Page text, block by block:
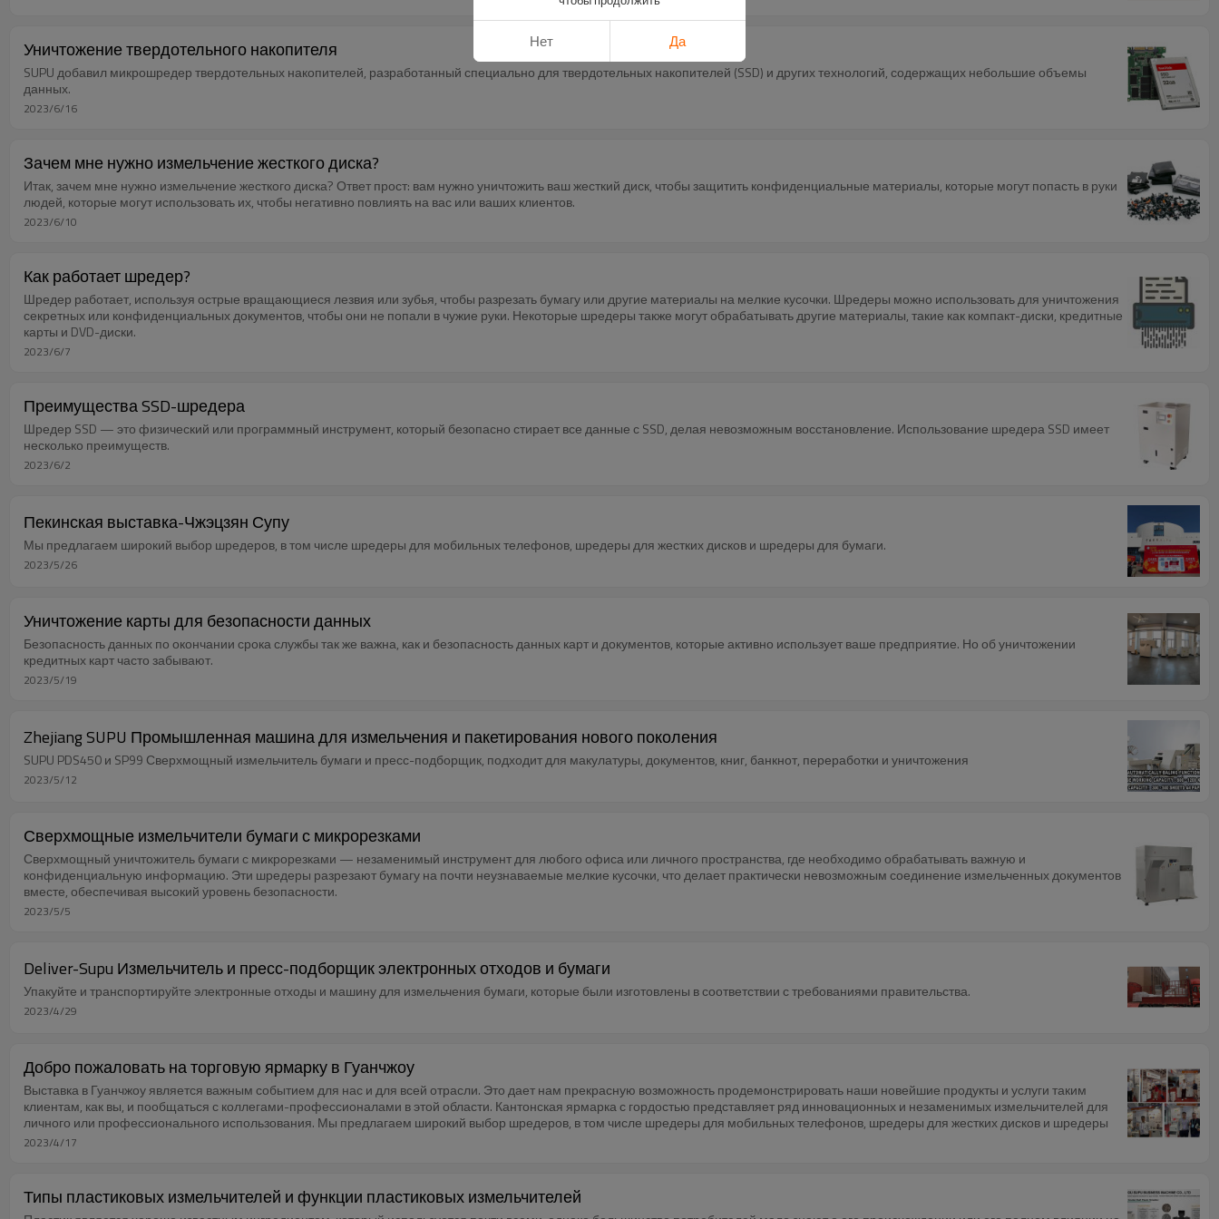
Уничтожение твердотельного накопителя
SUPU добавил микрошредер твердотельных накопителей, разработанный специально для твердотельных накопителей (SSD) и других технологий, содержащих небольшие объемы
данных.
2023/6/16
Зачем мне нужно измельчение жесткого диска?
Итак, зачем мне нужно измельчение жесткого диска? Ответ прост: вам нужно уничтожить ваш жесткий диск, чтобы защитить конфиденциальные материалы, которые могут попасть в руки
людей, которые могут использовать их, чтобы негативно повлиять на вас или ваших клиентов.
2023/6/10
Как работает шредер?
Шредер работает, используя острые вращающиеся лезвия или зубья, чтобы разрезать бумагу или другие материалы на мелкие кусочки. Шредеры можно использовать для уничтожения
секретных или конфиденциальных документов, чтобы они не попали в чужие руки. Некоторые шредеры также могут обрабатывать другие материалы, такие как компакт-диски, кредитные
карты и DVD-диски.
2023/6/7
Преимущества SSD-шредера
Шредер SSD — это физический или программный инструмент, который безопасно стирает все данные с SSD, делая невозможным восстановление. Использование шредера SSD имеет
несколько преимуществ.
2023/6/2
Пекинская выставка-Чжэцзян Супу
Мы предлагаем широкий выбор шредеров, в том числе шредеры для мобильных телефонов, шредеры для жестких дисков и шредеры для бумаги.
2023/5/26
Уничтожение карты для безопасности данных
Безопасность данных по окончании срока службы так же важна, как и безопасность данных карт и документов, которые активно использует ваше предприятие. Но об уничтожении
кредитных карт часто забывают.
2023/5/19
Zhejiang SUPU Промышленная машина для измельчения и пакетирования нового поколения
SUPU PDS450 и SP99 Сверхмощный измельчитель бумаги и пресс-подборщик, подходит для макулатуры, документов, книг, банкнот, переработки и уничтожения
2023/5/12
Сверхмощные измельчители бумаги с микрорезками
Сверхмощный уничтожитель бумаги с микрорезками — незаменимый инструмент для любого офиса или личного пространства, где необходимо обрабатывать важную и
конфиденциальную информацию. Эти шредеры разрезают бумагу на почти неузнаваемые мелкие кусочки, что делает практически невозможным соединение измельченных документов
вместе, обеспечивая высокий уровень безопасности.
2023/5/5
Deliver-Supu Измельчитель и пресс-подборщик электронных отходов и бумаги
Упакуйте и транспортируйте электронные отходы и машину для измельчения бумаги, которые были изготовлены в соответствии с требованиями правительства.
2023/4/29
Добро пожаловать на торговую ярмарку в Гуанчжоу
Выставка в Гуанчжоу является важным событием для нас и для всей отрасли. Это дает нам прекрасную возможность продемонстрировать наши новейшие продукты и услуги таким
клиентам, как вы, и пообщаться с коллегами-профессионалами в этой области. Кантонская ярмарка с гордостью представляет ряд инновационных и незаменимых измельчителей для
личного или профессионального использования. Мы предлагаем широкий выбор шредеров, в том числе шредеры для мобильных телефонов, шредеры для жестких дисков и шредеры
2023/4/17
Типы пластиковых измельчителей и функции пластиковых измельчителей
Нет Да